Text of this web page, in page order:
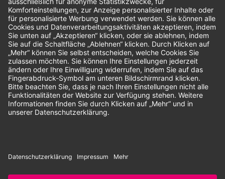
Unsere Zahlungsarten:
Rechnung SEPA-Lastschrift Vorkasse